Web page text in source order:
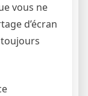
vous ne
d’écran